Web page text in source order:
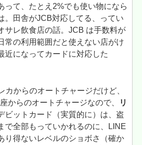
って、たとえ2%でも使い物になら
。田舎がJCB対応してる、ってい
サレ飲食店の話。JCB は手数料が
常の利用範囲だと使えない店がけ
近になってカードに対応した
カからのオートチャージだけど、
からのオートチャージなので、
リ
ビットカード（実質的に）は、盗
で全部もっていかれるのに、LINE
り得ないレベルのショボさ（確か